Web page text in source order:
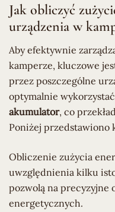
Jak obliczyć
urządzenia w
Aby efektywnie
kamperze, kluczowe
przez poszczególne
optymalnie
akumulator, co
Poniżej przedstawiono
Obliczenie zużycia
uwzględnienia kilku
pozwolą na precyzyjne
energetycznych.